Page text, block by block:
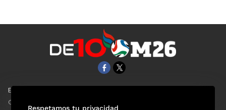
EL UNIVERSAL
Clase
Respetamos tu privacidad